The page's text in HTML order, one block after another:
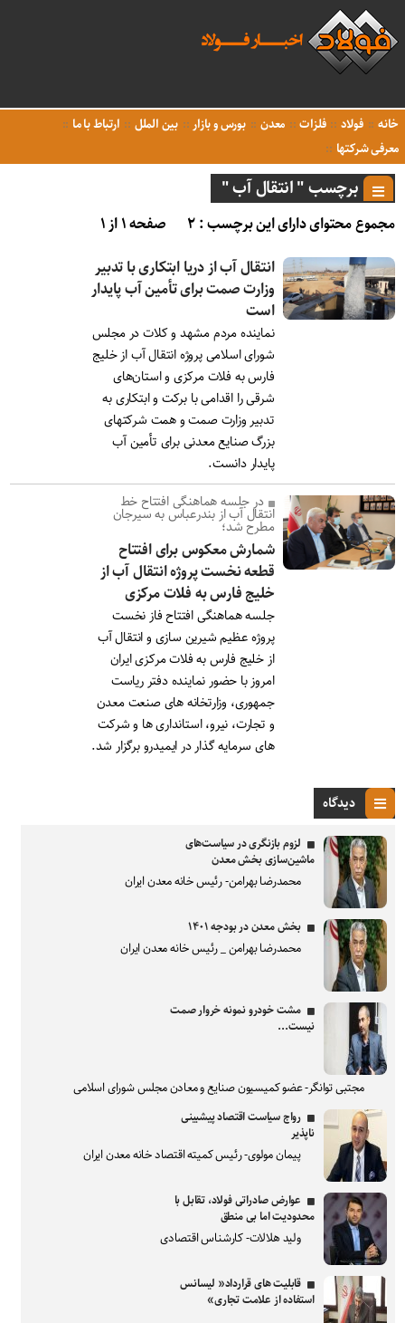
خانه فولاد فلزات معدن بورس و بازار بین الملل
ارتباط با ما
معرفی شرکتها
برچسب " انتقال آب "
مجموع محتوای دارای این برچسب : ۲
صفحه ۱ از ۱
انتقال آب از دریا ابتکاری با تدبیر
وزارت صمت برای تأمین آب پایدار
است
نماینده مردم مشهد و کلات در مجلس
شورای اسلامی پروژه انتقال آب از خلیج
فارس به فلات مرکزی و استان‌های
شرقی را اقدامی با برکت و ابتکاری به
تدبیر وزارت صمت و همت شرکتهای
بزرگ صنایع معدنی برای تأمین آب
پایدار دانست.
در جلسه هماهنگی افتتاح خط
انتقال آب از بندرعباس به سیرجان
مطرح شد؛
شمارش معکوس برای افتتاح
قطعه نخست پروژه انتقال آب از
خلیج فارس به فلات مرکزی
جلسه هماهنگی افتتاح فاز نخست
پروژه عظیم شیرین سازی و انتقال آب
از خلیج فارس به فلات مرکزی ایران
امروز با حضور نماینده دفتر ریاست
جمهوری، وزارتخانه های صنعت معدن
و تجارت، نیرو، استانداری ها و شرکت
های سرمایه گذار در ایمیدرو برگزار شد.
دیدگاه
لزوم بازنگری در سیاست‌های
ماشین‌سازی بخش معدن
محمدرضا بهرامن- رئیس خانه معدن ایران
بخش معدن در بودجه ۱۴۰۱
محمدرضا بهرامن _ رئیس خانه معدن ایران
مشت خودرو نمونه خروار صمت
نیست...
مجتبی توانگر- عضو کمیسیون صنایع و معادن مجلس شورای اسلامی
رواج سیاست اقتصاد پیشبینی
ناپذیر
پیمان مولوی- رئیس کمیته اقتصاد خانه معدن ایران
عوارض صادراتی فولاد، تقابل با
محدودیت اما بی منطق
ولید هلالات- کارشناس اقتصادی
قابلیت های قرارداد« لیسانس
استفاده از علامت تجاری»